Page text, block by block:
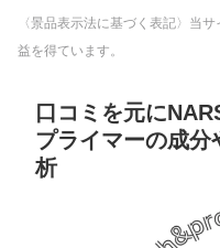
〈景品表示法に基づく表記〉当
益を得ています。
口コミを元に
プライマーの成分
析